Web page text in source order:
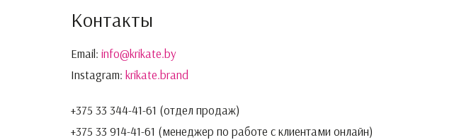
Контакты
Email: info@krikate.by
Instagram: krikate.brand
+375 33 344-41-61 (отдел продаж)
+375 33 914-41-61 (менеджер по работе с клиентами онлайн)